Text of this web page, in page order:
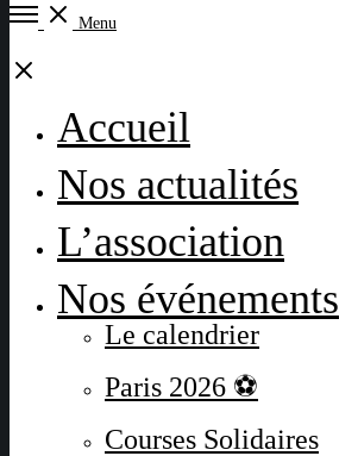
Open
Menu
Close
Accueil
Nos actualités
L’association
Nos événements
Le calendrier
Paris 2026 ⚽
Courses Solidaires